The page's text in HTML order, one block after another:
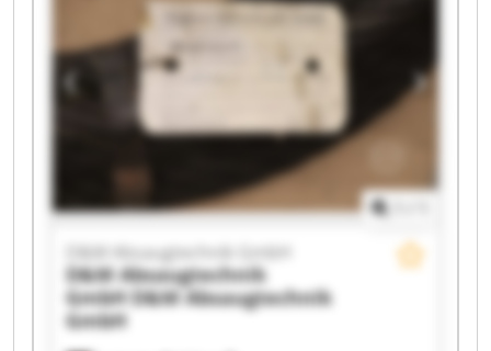
Absaugtechnik GmbH D&M Absaugtechnik
GmbH D&M Absaugtechnik GmbH D&M
Absaugtechnik GmbH D&M Absaugtechnik
GmbH D&M Absaugtechnik GmbH D&M
Absaugtechnik GmbH D&M Absaugtechnik
D&M Absaugtechnik GmbH
D&M Absaugtechnik
GmbH D&M Absaugtechnik
GmbH